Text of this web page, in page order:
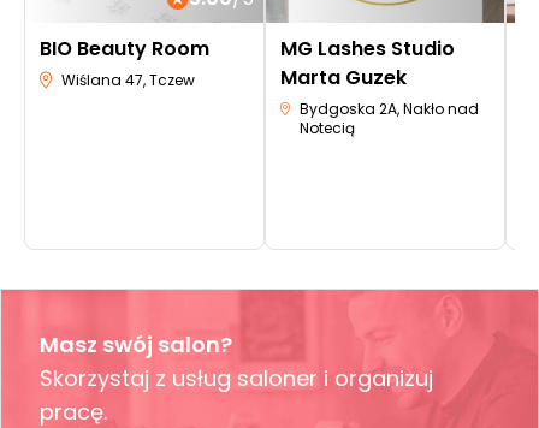
BIO Beauty Room
Wiślana 47, Tczew
MG Lashes Studio
Marta Guzek
Bydgoska 2A, Nakło nad
Notecią
Masz swój salon?
Skorzystaj z usług saloner i organizuj
pracę.